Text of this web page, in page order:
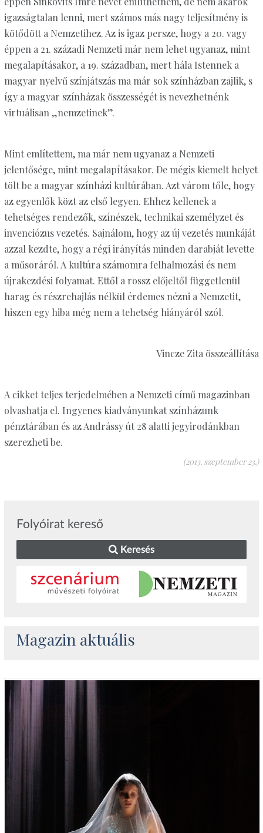
igazságtalan lenni, mert számos más nagy teljesítmény is
kötődött a Nemzetihez. Az is igaz persze, hogy a 20. vagy
éppen a 21. századi Nemzeti már nem lehet ugyanaz, mint
megalapításakor, a 19. században, mert hála Istennek a
magyar nyelvű színjátszás ma már sok színházban zajlik, s
így a magyar színházak összességét is nevezhetnénk
virtuálisan „nemzetinek”.
Mint említettem, ma már nem ugyanaz a Nemzeti
jelentősége, mint megalapításakor. De mégis kiemelt helyet
tölt be a magyar színházi kultúrában. Azt várom tőle, hogy
az egyenlők közt az első legyen. Ehhez kellenek a
tehetséges rendezők, színészek, technikai személyzet és
invenciózus vezetés. Sajnálom, hogy az új vezetés munkáját
azzal kezdte, hogy a régi irányítás minden darabját levette
a műsoráról. A kultúra számomra felhalmozási és nem
újrakezdési folyamat. Ettől a rossz előjeltől függetlenül
harag és részrehajlás nélkül érdemes nézni a Nemzetit,
hiszen egy hiba még nem a tehetség hiányáról szól.
Vincze Zita összeállítása
A cikket teljes terjedelmében a Nemzeti című magazinban
olvashatja el. Ingyenes kiadványunkat színházunk
pénztárában és az Andrássy út 28 alatti jegyirodánkban
szerezheti be.
(2013. szeptember 23.)
Folyóirat kereső
Keresés
Magazin aktuális